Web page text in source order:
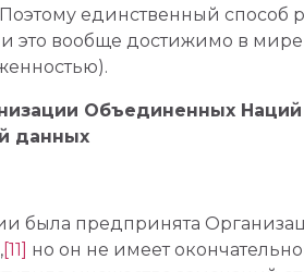
единственный способ
это вообще достижимо в
Объединенных
данных
была предпринята
[11] но он не имеет